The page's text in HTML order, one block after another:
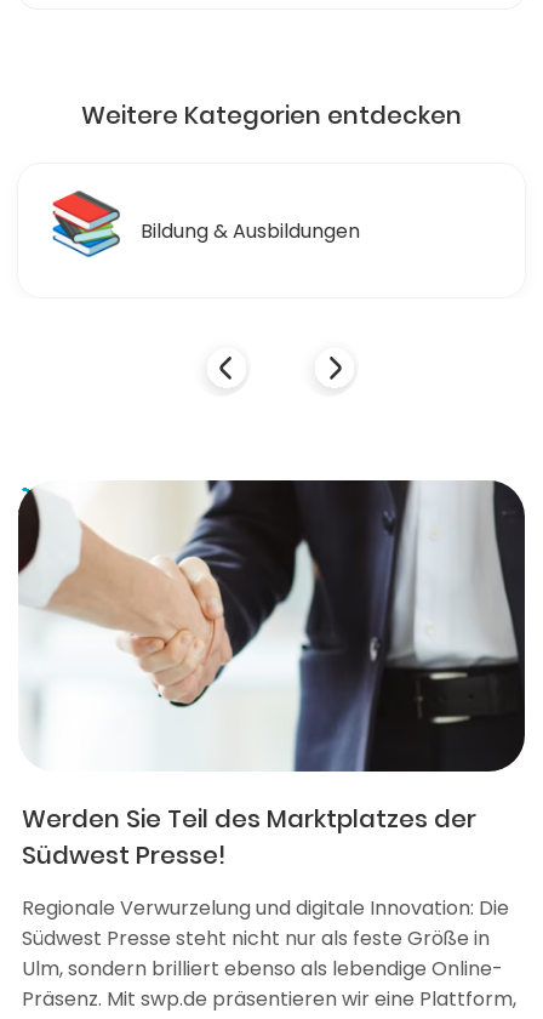
Weitere Kategorien entdecken
📚 Bildung & Ausbildungen
Werden Sie Teil des Marktplatzes der
Südwest Presse!
Regionale Verwurzelung und digitale Innovation: Die
Südwest Presse steht nicht nur als feste Größe in
Ulm, sondern brilliert ebenso als lebendige Online-
Präsenz. Mit swp.de präsentieren wir eine Plattform,